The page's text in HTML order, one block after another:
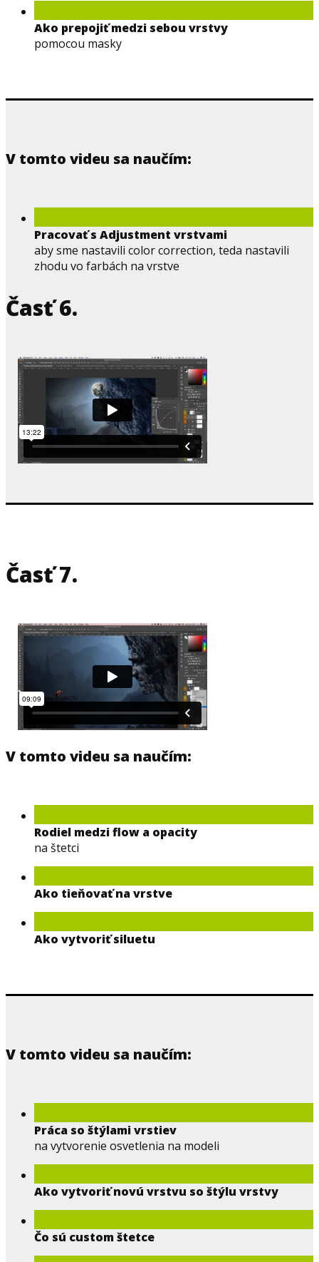
Ako prepojiť medzi sebou vrstvy
pomocou masky
V tomto videu sa naučím:
Pracovať s Adjustment vrstvami
aby sme nastavili color correction, teda nastavili
zhodu vo farbách na vrstve
Časť 6.
Časť 7.
V tomto videu sa naučím:
Rodiel medzi flow a opacity
na štetci
Ako tieňovať na vrstve
Ako vytvoriť siluetu
V tomto videu sa naučím:
Práca so štýlami vrstiev
na vytvorenie osvetlenia na modeli
Ako vytvoriť novú vrstvu so štýlu vrstvy
Čo sú custom štetce